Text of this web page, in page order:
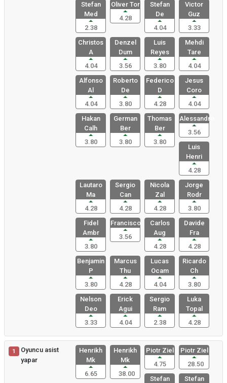
Stefan
Med
2.38
Oliver Tor
4.28
Stefan
De
4.04
Victor
Guz
3.33
Christos
A
4.04
Denzel
Dum
3.56
Luis
Reyes
3.80
Mehdi
Tare
4.04
Alfonso
Al
4.04
Roberto
De
3.80
Federico
D
4.28
Jesus
Coro
4.04
Hakan
Calh
3.80
German
Ber
3.80
Thomas
Ber
3.80
Alessandro
3.56
Luis
Henri
4.28
Lautaro
Ma
4.28
Sergio
Can
4.28
Nicola
Zal
4.28
Jorge
Rodr
3.80
Fidel
Ambr
3.80
Francisco
3.56
Carlos
Aug
4.28
Davide
Fra
4.28
Benjamin
P
3.80
Marcus
Thu
4.28
Lucas
Ocam
4.04
Ricardo
Ch
3.80
Nelson
Deo
3.33
Erick
Agui
4.04
Sergio
Ram
2.38
Luka
Topal
4.28
1
Oyuncu asist
yapar
Henrikh
Mk
6.65
Henrikh
Mk
38.00
Piotr Ziel
4.75
Piotr Ziel
28.50
Stefan
Stefan